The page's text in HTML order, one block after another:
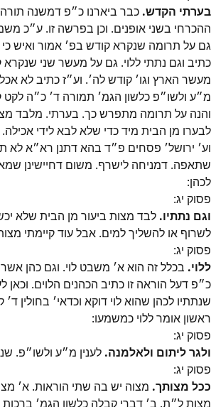
בערתי הקדש. כבר ביארנו כ״פ דמשנה
ההכרחי בשני אופנים. וכן בפרשה זו. ע״כ
גם על תרומה שנקרא קודש בפ׳ אמור ואיש כי
כתיב וגם נתתי ללוי. גם על מעשר שני
מעשר הארץ וגו׳ קודש לה׳. וע״ז כתיב לא
מ״ע ולשו״פ כלשון הגמ׳ תמורה ד׳ כ״ה לקט
והנה על תרומה מתפרש כך. בערתי. מלבד
לבערו מן הבית מיד כדי שלא לבא לידי
וע׳ ירושל׳ פסחים פ״ד בהא דתנן רא״א
שתאפה. דמניחה לישרף. משום דחיישינן
לכהן:
פסוק יג:
וגם נתתיו. לבד מצות ביעור מן הבית שלא
לשרוף או להשליך למים. אבל עוד קיימתי
פסוק יג:
ללוי. בכלל זה הוא א׳ משבט לוי. וגם כהן
כ״פ דעל הוראה זו כתיב הכהנים הלוים. וכאן
שנתתיו לכהן שהוא לוי דוקא וכדאי׳ בחולין
ראשון אומר ללוי כמשמעו:
פסוק יג:
ולגר ליתום ולאלמנה. לענין מ״ע ולשו״פ.
פסוק יג:
ככל מצותך. מצוה יש בה שתי הוראות. א׳
מצות ל״ת. ב׳ דברי קבלה כלשון הגמ׳